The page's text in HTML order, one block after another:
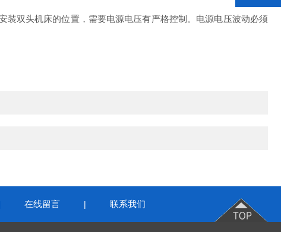
双头机床的位置，需要电源电压有严格控制。电源电压波动必须
在线留言 | 联系我们